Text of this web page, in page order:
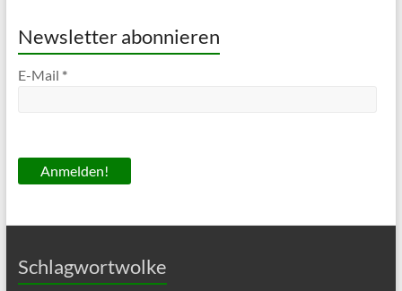
Newsletter abonnieren
E-Mail *
Schlagwortwolke